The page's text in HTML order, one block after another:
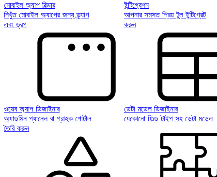
মোবাইল অ্যাপ বিল্ডার
নিখুঁত মোবাইল অ্যাপের জন্য ড্র্যাগ
এবং ড্রপ
ইন্টিগ্রেশন
আপনার সমস্ত প্রিয় টুল ইন্টিগ্রেট
করুন
ওয়েব অ্যাপ ডিজাইনার
অ্যাডমিন প্যানেল বা গ্রাহক পোর্টাল
তৈরি করুন
ডেটা মডেল ডিজাইনার
যেকোনো ফিল্ড টাইপ সহ ডেটা মডেল